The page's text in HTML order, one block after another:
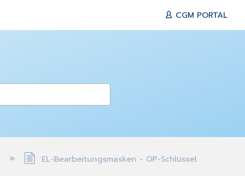
CGM PORTAL
EL-Bearbeitungsmasken - OP-Schlüssel